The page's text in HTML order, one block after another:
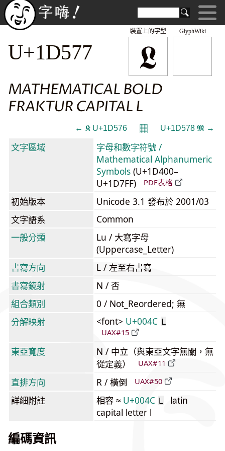
GlyphWiki
𝕷
裝置上的字型
U+1D577
MATHEMATICAL BOLD
FRAKTUR CAPITAL L
← 𝕶 U+1D576 𝄜 U+1D578 𝕸 →
文字區域
字母和數字符號 /
Mathematical Alphanumeric
Symbols (U+1D400–
U+1D7FF)
PDF表格
初始版本
Unicode 3.1 發布於 2001/03
文字語系
Common
一般分類
Lu / 大寫字母
(Uppercase_Letter)
書寫方向
L / 左至右書寫
書寫鏡射
N / 否
組合類別
0 / Not_Reordered; 無
分解映射
<font> U+004C L
UAX#15
東亞寬度
N / 中立（與東亞文字無關，無
從定義）
UAX#11
直排方向 R / 橫倒 UAX#50
詳細附註 相容 ≈ U+004C L
latin
capital letter l
編碼資訊